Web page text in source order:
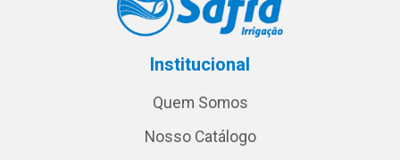
Institucional
Quem Somos
Nosso Catálogo